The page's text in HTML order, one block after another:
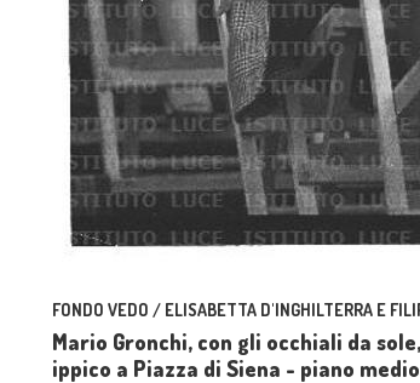
FONDO VEDO / ELISABETTA D'INGHILTERRA E
Mario Gronchi, con gli occhiali da
ippico a Piazza di Siena - piano medio